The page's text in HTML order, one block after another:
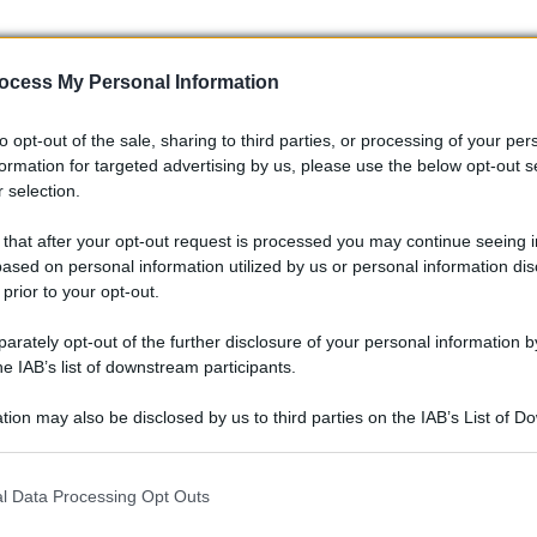
My Personal Information
opt-out of the sale, sharing to third parties, or processing of your
for targeted advertising by us, please use the below opt-out
selection.
that after your opt-out request is processed you may continue seeing
on personal information utilized by us or personal information
to your opt-out.
opt-out of the further disclosure of your personal information
IAB’s list of downstream participants.
may also be disclosed by us to third parties on the IAB’s List of
including but not limited to your visit or usage behaviour. You may
Data Processing Opt Outs
Bezzecchi,Pecco BagnaiaeMarc Márquez. Bezzecchi
rilievo nel mondiale; Bagnaia, conoscitore profondo della